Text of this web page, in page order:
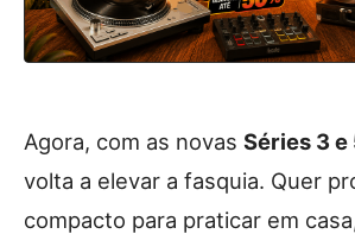
Agora, com as novas Séries 3 e
volta a elevar a fasquia. Quer
compacto para praticar em